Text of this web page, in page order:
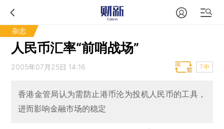
杂志
人民币汇率“前哨战场”
2005年07月25日 14:16 T中
香港金管局认为需防止港币沦为投机人民币的工具，
进而影响金融市场的稳定